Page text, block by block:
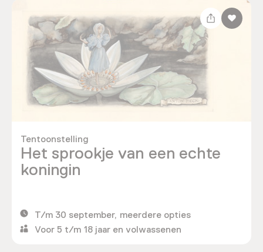
Het sprookje van een echte
koningin
Tentoonstelling
T/m 30 september, meerdere opties
Voor 5 t/m 18 jaar en volwassenen